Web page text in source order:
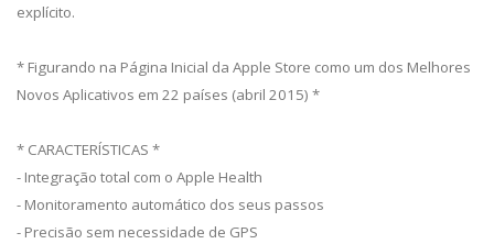
explícito.
* Figurando na Página Inicial da Apple Store como um dos Melhores
Novos Aplicativos em 22 países (abril 2015) *
* CARACTERÍSTICAS *
- Integração total com o Apple Health
- Monitoramento automático dos seus passos
- Precisão sem necessidade de GPS